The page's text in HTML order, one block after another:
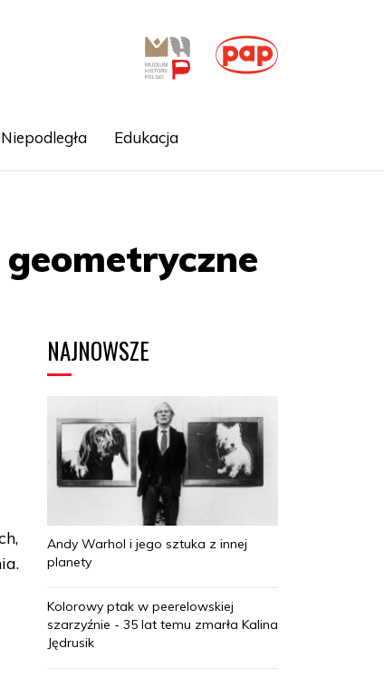
Niepodległa Edukacja
NAJNOWSZE
Andy Warhol i jego sztuka z innej
planety
Kolorowy ptak w peerelowskiej
szarzyźnie - 35 lat temu zmarła Kalina
Jędrusik